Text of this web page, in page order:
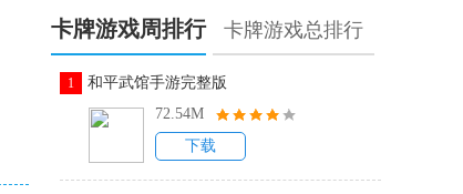
卡牌游戏周排行 卡牌游戏总排行
1
和平武馆手游完整版
72.54M
下载